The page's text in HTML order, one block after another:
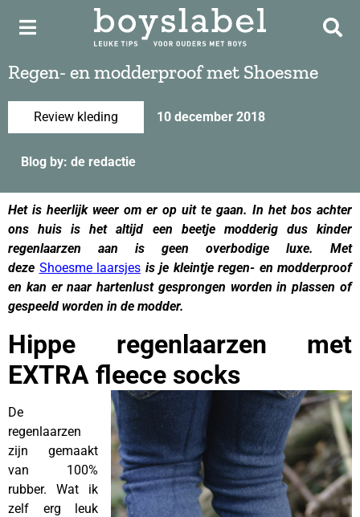
Regen- en modderproof met Shoesme
Review kleding 10 december 2018
Blog by: de redactie
Het is heerlijk weer om er op uit te gaan. In het bos achter
ons huis is het altijd een beetje modderig dus kinder
regenlaarzen aan is geen overbodige luxe. Met
deze Shoesme laarsjes is je kleintje regen- en modderproof
en kan er naar hartenlust gesprongen worden in plassen of
gespeeld worden in de modder.
Hippe regenlaarzen met
EXTRA fleece socks
De
regenlaarzen
zijn gemaakt
van 100%
rubber. Wat ik
zelf erg leuk